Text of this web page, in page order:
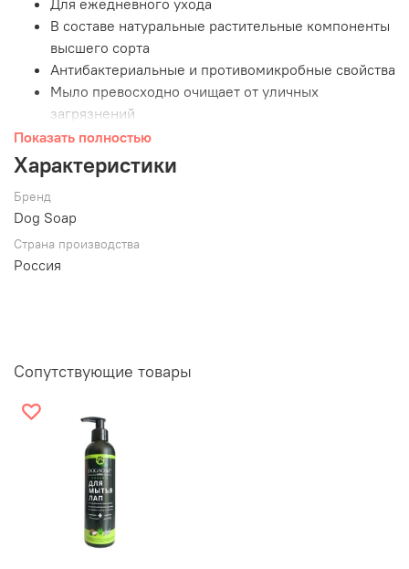
В составе натуральные растительные компоненты
высшего сорта
Антибактериальные и противомикробные свойства
Мыло превосходно очищает от уличных
загрязнений
Репеллентный состав
Уникальная аромакомпозиция с тонизирующим
действием
Вес продукта соответствует 270 мл. жидкого
шампуня
pH сбалансировано
и увлажняющими свойствами, а также репеллентными
свойствами (от блох и других паразитов). Благодаря
маслу Жожоба обеспечивает сияние и здоровый блеск
Аромакомпозиция оказывает благоприятное действие
на ментальное состояние и помогает отпустить
Показать полностью
Характеристики
Бренд
Dog Soap
Страна производства
Россия
Сопутствующие товары